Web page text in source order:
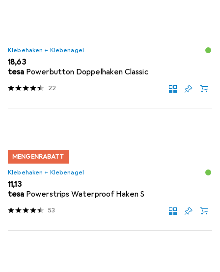
Klebehaken + Klebenagel
EUR
18,63
tesa Powerbutton Doppelhaken Classic
22
MENGENRABATT
Klebehaken + Klebenagel
EUR
11,13
tesa Powerstrips Waterproof Haken S
53